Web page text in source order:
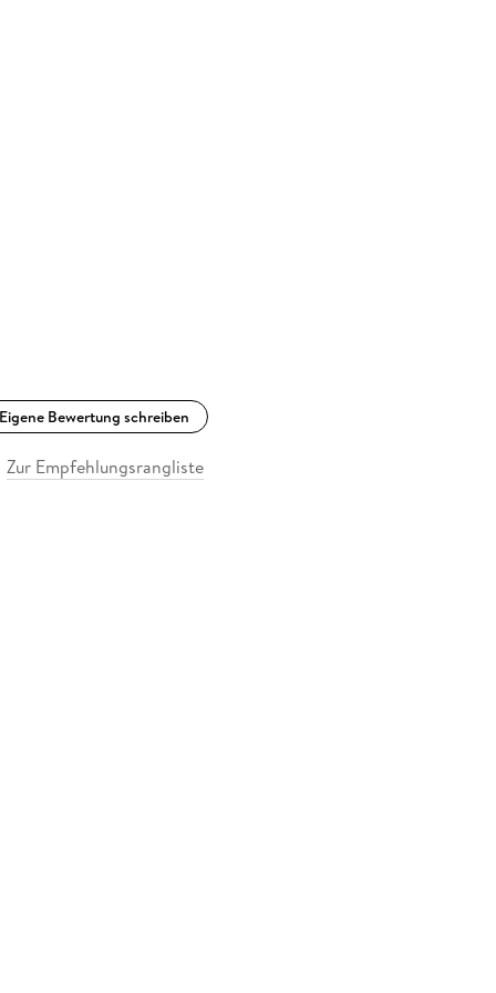
Eigene Bewertung schreiben
Zur Empfehlungsrangliste